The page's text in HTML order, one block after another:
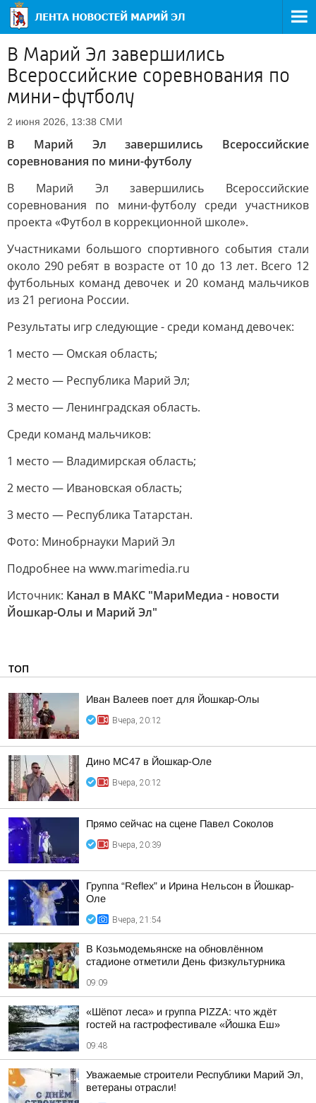
В Марий Эл завершились
Всероссийские соревнования по
мини-футболу
2 июня 2026, 13:38 СМИ
В Марий Эл завершились Всероссийские
соревнования по мини-футболу
В Марий Эл завершились Всероссийские
соревнования по мини-футболу среди участников
проекта «Футбол в коррекционной школе».
Участниками большого спортивного события стали
около 290 ребят в возрасте от 10 до 13 лет. Всего 12
футбольных команд девочек и 20 команд мальчиков
из 21 региона России.
Результаты игр следующие - среди команд девочек:
1 место — Омская область;
2 место — Республика Марий Эл;
3 место — Ленинградская область.
Среди команд мальчиков:
1 место — Владимирская область;
2 место — Ивановская область;
3 место — Республика Татарстан.
Фото: Минобрнауки Марий Эл
Подробнее на www.marimedia.ru
Источник: Канал в МАКС "МариМедиа - новости
Йошкар-Олы и Марий Эл"
ТОП
Иван Валеев поет для Йошкар-Олы
Вчера, 20:12
Дино МС47 в Йошкар-Оле
Вчера, 20:12
Прямо сейчас на сцене Павел Соколов
Вчера, 20:39
Группа “Reflex” и Ирина Нельсон в Йошкар-
Оле
Вчера, 21:54
В Козьмодемьянске на обновлённом
стадионе отметили День физкультурника
09:09
«Шёпот леса» и группа PIZZA: что ждёт
гостей на гастрофестивале «Йошка Еш»
09:48
Уважаемые строители Республики Марий Эл,
ветераны отрасли!